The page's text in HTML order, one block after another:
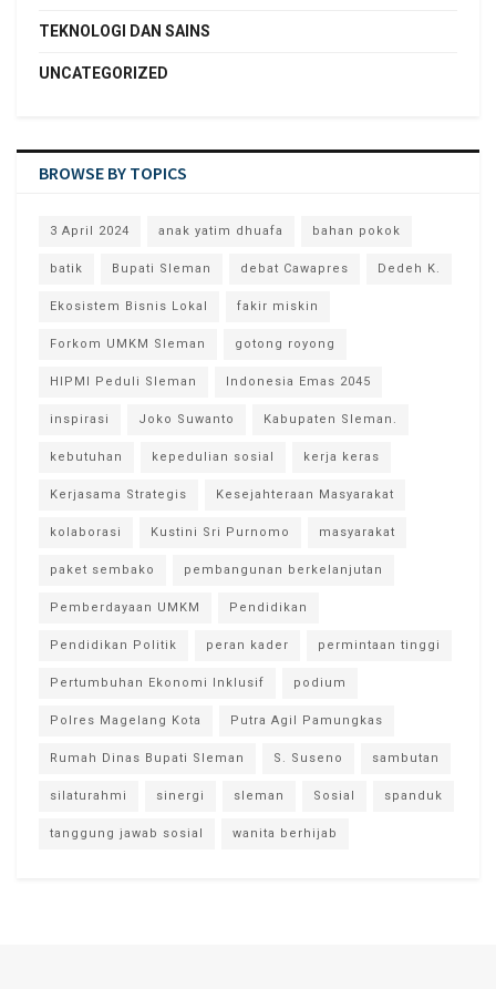
TEKNOLOGI DAN SAINS
UNCATEGORIZED
BROWSE BY TOPICS
3 April 2024 anak yatim dhuafa bahan pokok
batik Bupati Sleman debat Cawapres Dedeh K.
Ekosistem Bisnis Lokal fakir miskin
Forkom UMKM Sleman gotong royong
HIPMI Peduli Sleman Indonesia Emas 2045
inspirasi Joko Suwanto Kabupaten Sleman.
kebutuhan kepedulian sosial kerja keras
Kerjasama Strategis Kesejahteraan Masyarakat
kolaborasi Kustini Sri Purnomo masyarakat
paket sembako pembangunan berkelanjutan
Pemberdayaan UMKM Pendidikan
Pendidikan Politik peran kader permintaan tinggi
Pertumbuhan Ekonomi Inklusif podium
Polres Magelang Kota Putra Agil Pamungkas
Rumah Dinas Bupati Sleman S. Suseno sambutan
silaturahmi sinergi sleman Sosial spanduk
tanggung jawab sosial wanita berhijab